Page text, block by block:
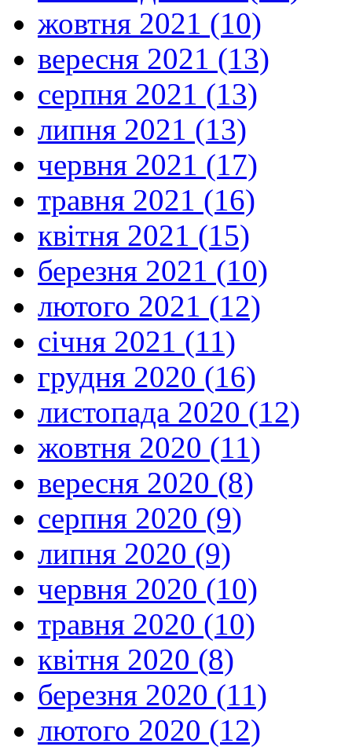
жовтня 2021 (10)
вересня 2021 (13)
серпня 2021 (13)
липня 2021 (13)
червня 2021 (17)
травня 2021 (16)
квітня 2021 (15)
березня 2021 (10)
лютого 2021 (12)
січня 2021 (11)
грудня 2020 (16)
листопада 2020 (12)
жовтня 2020 (11)
вересня 2020 (8)
серпня 2020 (9)
липня 2020 (9)
червня 2020 (10)
травня 2020 (10)
квітня 2020 (8)
березня 2020 (11)
лютого 2020 (12)